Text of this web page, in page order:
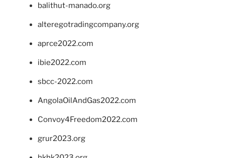
balithut-manado.org
alteregotradingcompany.org
aprce2022.com
ibie2022.com
sbcc-2022.com
AngolaOilAndGas2022.com
Convoy4Freedom2022.com
grur2023.org